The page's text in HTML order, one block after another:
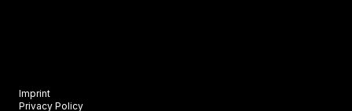
Imprint
Privacy Policy